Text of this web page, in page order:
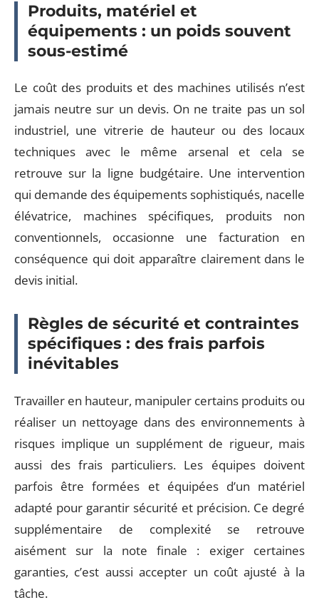
Produits, matériel et
équipements : un poids souvent
sous-estimé
Le coût des produits et des machines utilisés n’est
jamais neutre sur un devis. On ne traite pas un sol
industriel, une vitrerie de hauteur ou des locaux
techniques avec le même arsenal et cela se
retrouve sur la ligne budgétaire. Une intervention
qui demande des équipements sophistiqués, nacelle
élévatrice, machines spécifiques, produits non
conventionnels, occasionne une facturation en
conséquence qui doit apparaître clairement dans le
devis initial.
Règles de sécurité et contraintes
spécifiques : des frais parfois
inévitables
Travailler en hauteur, manipuler certains produits ou
réaliser un nettoyage dans des environnements à
risques implique un supplément de rigueur, mais
aussi des frais particuliers. Les équipes doivent
parfois être formées et équipées d’un matériel
adapté pour garantir sécurité et précision. Ce degré
supplémentaire de complexité se retrouve
aisément sur la note finale : exiger certaines
garanties, c’est aussi accepter un coût ajusté à la
tâche.